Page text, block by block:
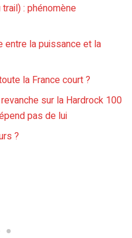
: phénomène
entre la puissance et la
la France court ?
sur la Hardrock 100
pas de lui
?